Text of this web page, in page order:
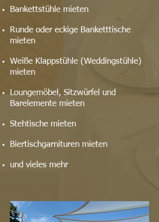
Bankettstühle mieten
Runde oder eckige Banketttische
mieten
Weiße Klappstühle (Weddingstühle)
mieten
Loungemöbel, Sitzwürfel und
Barelemente mieten
Stehtische mieten
Biertischgarnituren mieten
und vieles mehr